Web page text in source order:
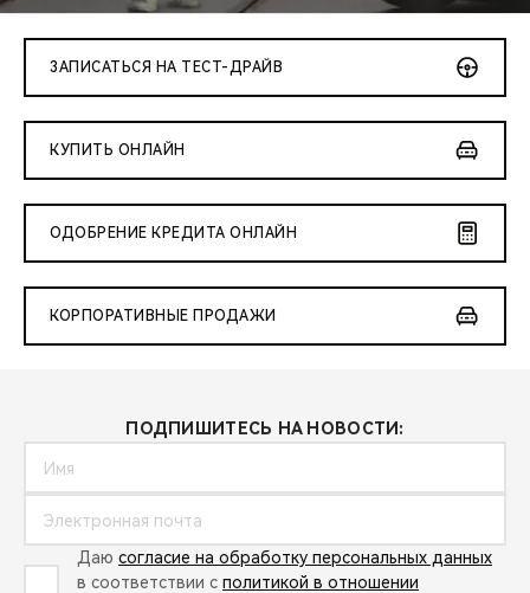
CHERY И СПОРТ
НАШИ МЕРОПРИЯТИЯ
ВИДЕООБЗОРЫ
CHERY ДЛЯ ДЕТЕЙ
ЗАПИСАТЬСЯ НА ТЕСТ-ДРАЙВ
КУПИТЬ ОНЛАЙН
ОДОБРЕНИЕ КРЕДИТА ОНЛАЙН
КОРПОРАТИВНЫЕ ПРОДАЖИ
ПОДПИШИТЕСЬ НА НОВОСТИ:
Даю согласие на обработку персональных данных
в соответствии с политикой в отношении